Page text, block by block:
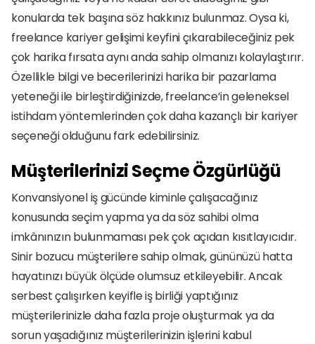
konularda tek başına söz hakkınız bulunmaz. Oysa ki,
freelance kariyer gelişimi keyfini çıkarabileceğiniz pek
çok harika fırsata aynı anda sahip olmanızı kolaylaştırır.
Özellikle bilgi ve becerilerinizi harika bir pazarlama
yeteneği ile birleştirdiğinizde, freelance’in geleneksel
istihdam yöntemlerinden çok daha kazançlı bir kariyer
seçeneği olduğunu fark edebilirsiniz.
Müşterilerinizi Seçme Özgürlüğü
Konvansiyonel iş gücünde kiminle çalışacağınız
konusunda seçim yapma ya da söz sahibi olma
imkânınızın bulunmaması pek çok açıdan kısıtlayıcıdır.
Sinir bozucu müşterilere sahip olmak, gününüzü hatta
hayatınızı büyük ölçüde olumsuz etkileyebilir. Ancak
serbest çalışırken keyifle iş birliği yaptığınız
müşterilerinizle daha fazla proje oluşturmak ya da
sorun yaşadığınız müşterilerinizin işlerini kabul